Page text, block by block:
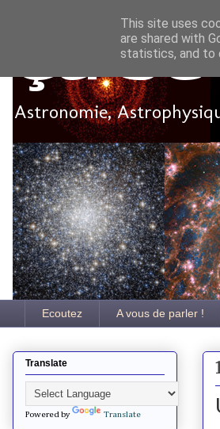
Ça
Astronomie,
Ecoutez A vous de parler !
Translate
Powered by Translate
This site uses
are shared with
statistics, and to